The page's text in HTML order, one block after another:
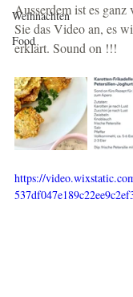
Weihnachten
Food
Ausserdem ist es ganz
Sie das Video an, es
erklärt. Sound on !!!
https://